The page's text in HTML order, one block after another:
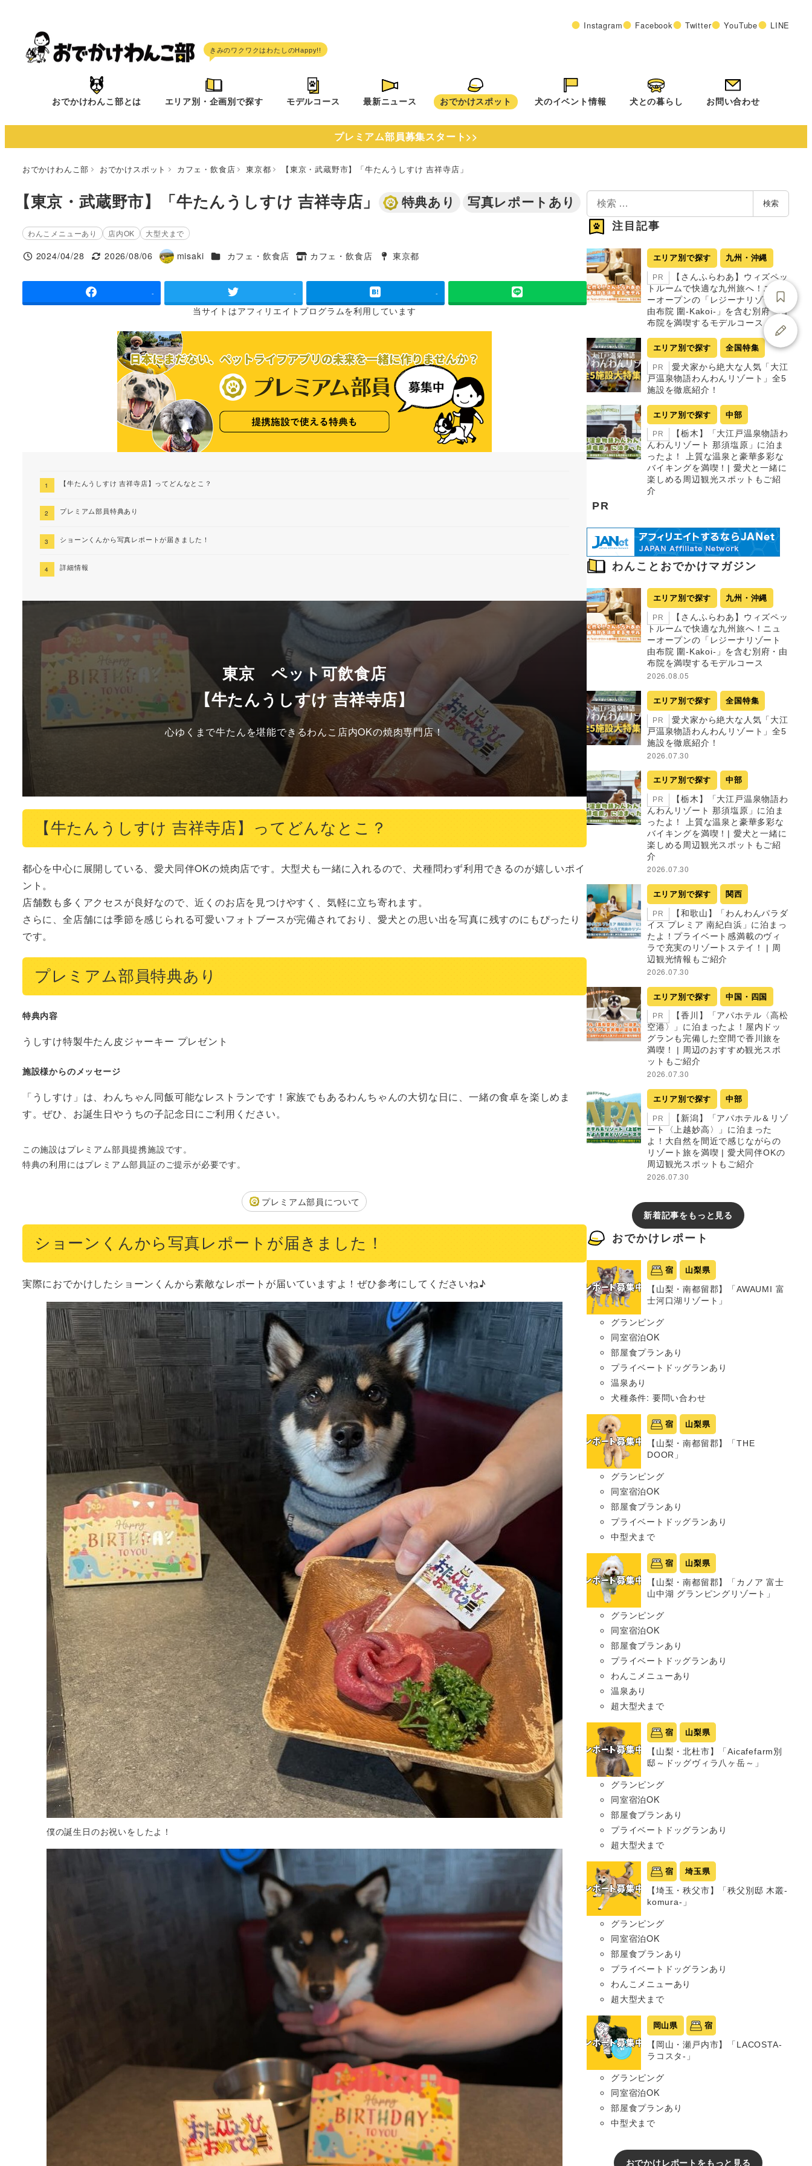
へ
Instagram Facebook Twitter YouTube LINE
おでかけわんこ部とは エリア別・企画別で探す モデルコース 最新ニュース おでかけスポット 犬のイベント情報 犬との暮らし お問い合わせ
プレミアム部員募集スタート>>
おでかけわんこ部 おでかけスポット カフェ・飲食店 東京都 【東京・武蔵野市】「牛たんうしすけ 吉祥寺店」
【東京・武蔵野市】「牛たんうしすけ 吉祥寺店」 特典あり 写真レポートあり
わんこメニューあり 店内OK 大型犬まで
投稿日
2024/04/28
更新日
2026/08/06
著
misaki 施設ジャンル
カフェ・飲食店
タグ
カフェ・飲食店
タグ
東京都
- - -
当サイトはアフィリエイトプログラムを利用しています
【牛たんうしすけ 吉祥寺店】ってどんなとこ？
プレミアム部員特典あり
ショーンくんから写真レポートが届きました！
詳細情報
東京 ペット可飲食店
【牛たんうしすけ 吉祥寺店】
心ゆくまで牛たんを堪能できるわんこ店内OKの焼肉専門店！
【牛たんうしすけ 吉祥寺店】ってどんなとこ？
都心を中心に展開している、愛犬同伴OKの焼肉店です。大型犬も一緒に入れるので、犬種問わず利用できるのが嬉しいポイ
ント。
店舗数も多くアクセスが良好なので、近くのお店を見つけやすく、気軽に立ち寄れます。
さらに、全店舗には季節を感じられる可愛いフォトブースが完備されており、愛犬との思い出を写真に残すのにもぴったり
です。
プレミアム部員特典あり
特典内容
うしすけ特製牛たん皮ジャーキー プレゼント
施設様からのメッセージ
「うしすけ」は、わんちゃん同飯可能なレストランです！家族でもあるわんちゃんの大切な日に、一緒の食卓を楽しめま
す。ぜひ、お誕生日やうちの子記念日にご利用ください。
この施設はプレミアム部員提携施設です。
特典の利用にはプレミアム部員証のご提示が必要です。
プレミアム部員について
ショーンくんから写真レポートが届きました！
実際におでかけしたショーンくんから素敵なレポートが届いていますよ！ぜひ参考にしてくださいね♪
僕の誕生日のお祝いをしたよ！
検
索
検索
注目記事
エリア別で探す 九州・沖縄
PR
【さんふらわあ】ウィズペッ
トルームで快適な九州旅へ！ニュ
ーオープンの「レジーナリゾート
由布院 圍-Kakoi-」を含む別府・由
布院を満喫するモデルコース
エリア別で探す 全国特集
PR
愛犬家から絶大な人気「大江
戸温泉物語わんわんリゾート」全5
施設を徹底紹介！
エリア別で探す 中部
PR
【栃木】「大江戸温泉物語わ
んわんリゾート 那須塩原」に泊ま
ったよ！ 上質な温泉と豪華多彩な
バイキングを満喫！| 愛犬と一緒に
楽しめる周辺観光スポットもご紹
介
PR
わんことおでかけマガジン
エリア別で探す 九州・沖縄
PR
【さんふらわあ】ウィズペッ
トルームで快適な九州旅へ！ニュ
ーオープンの「レジーナリゾート
由布院 圍-Kakoi-」を含む別府・由
布院を満喫するモデルコース
2026.08.05
エリア別で探す 全国特集
PR
愛犬家から絶大な人気「大江
戸温泉物語わんわんリゾート」全5
施設を徹底紹介！
2026.07.30
エリア別で探す 中部
PR
【栃木】「大江戸温泉物語わ
んわんリゾート 那須塩原」に泊ま
ったよ！ 上質な温泉と豪華多彩な
バイキングを満喫！| 愛犬と一緒に
楽しめる周辺観光スポットもご紹
介
2026.07.30
エリア別で探す 関西
PR
【和歌山】「わんわんパラダ
イス プレミア 南紀白浜」に泊まっ
たよ！プライベート感満載のヴィ
ラで充実のリゾートステイ！ | 周
辺観光情報もご紹介
2026.07.30
エリア別で探す 中国・四国
PR
【香川】「アパホテル〈高松
空港〉」に泊まったよ！屋内ドッ
グランも完備した空間で香川旅を
満喫！ | 周辺のおすすめ観光スポ
ットもご紹介
2026.07.30
エリア別で探す 中部
PR
【新潟】「アパホテル＆リゾ
ート〈上越妙高〉」に泊まった
よ！大自然を間近で感じながらの
リゾート旅を満喫 | 愛犬同伴OKの
周辺観光スポットもご紹介
2026.07.30
新着記事をもっと見る
おでかけレポート
宿 山梨県
【山梨・南都留郡】「AWAUMI 富
士河口湖リゾート」
グランピング
同室宿泊OK
部屋食プランあり
プライベートドッグランあり
温泉あり
犬種条件: 要問い合わせ
宿 山梨県
【山梨・南都留郡】「THE
DOOR」
グランピング
同室宿泊OK
部屋食プランあり
プライベートドッグランあり
中型犬まで
宿 山梨県
【山梨・南都留郡】「カノア 富士
山中湖 グランピングリゾート」
グランピング
同室宿泊OK
部屋食プランあり
プライベートドッグランあり
わんこメニューあり
温泉あり
超大型犬まで
宿 山梨県
【山梨・北杜市】「Aicafefarm別
邸～ドッグヴィラ八ヶ岳～」
グランピング
同室宿泊OK
部屋食プランあり
プライベートドッグランあり
超大型犬まで
宿 埼玉県
【埼玉・秩父市】「秩父別邸 木叢-
komura-」
グランピング
同室宿泊OK
部屋食プランあり
プライベートドッグランあり
わんこメニューあり
超大型犬まで
岡山県 宿
【岡山・瀬戸内市】「LACOSTA-
ラコスタ-」
グランピング
同室宿泊OK
部屋食プランあり
中型犬まで
おでかけレポートをもっと見る